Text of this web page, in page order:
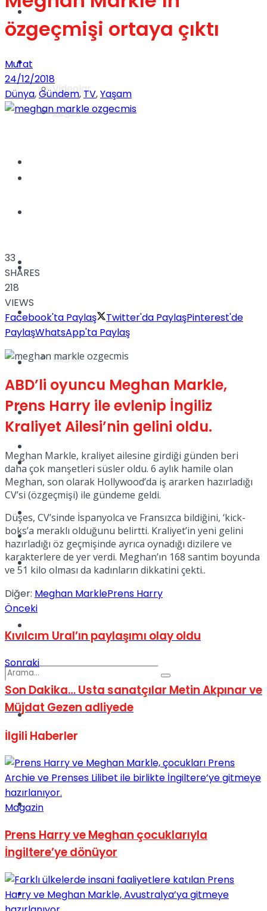
Videolar
Yaşam
Sağlık
Kadınca
Türkiye
Müzik
Sinema
Gündem
Yaşam
Sağlık
Türkiye
Müzik
Sinema
Tatil
Spor
Podcast
View All Result
özgeçmişi ortaya çıktı
Murat
24/12/2018
Dünya,Gündem,TV,Yaşam
33
SHARES
218
VIEWS
Facebook'ta Paylaş
Twitter'da PaylaşPinterest'de
PaylaşWhatsApp'ta Paylaş
ABD’li oyuncu Meghan Markle,
Prens Harry ile evlenip İngiliz
Kraliyet Ailesi’nin gelini oldu.
Meghan Markle, kraliyet ailesine girdiği günden beri
daha çok manşetleri süsler oldu. 6 aylık hamile olan
Meghan, son olarak Hollywood’da iş ararken hazırladığı
CV’si (özgeçmişi) ile gündeme geldi.
Düşes, CV’sinde İspanyolca ve Fransızca bildiğini, ‘kick-
boks’a meraklı olduğunu belirtti. Kraliyet’in yeni gelini
hazırladığı öz geçmişinde ayrıca oynadığı dizilere ve
karakterlere de yer verdi. Meghan’ın 168 santim boyunda
ve 51 kilo olması da kadınların dikkatini çekti..
Diğer: Meghan MarklePrens Harry
Önceki
Kıvılcım Ural’ın paylaşımı olay oldu
Sonraki
Son Dakika… Usta sanatçılar Metin Akpınar ve
Müjdat Gezen adliyede
İlgili Haberler
Magazin
Prens Harry ve Meghan çocuklarıyla
İngiltere’ye dönüyor